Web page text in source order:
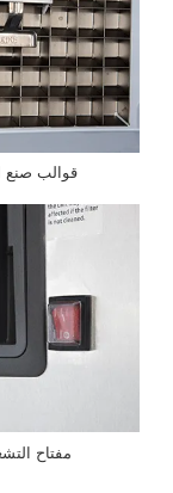
قوالب صنع
مفتاح